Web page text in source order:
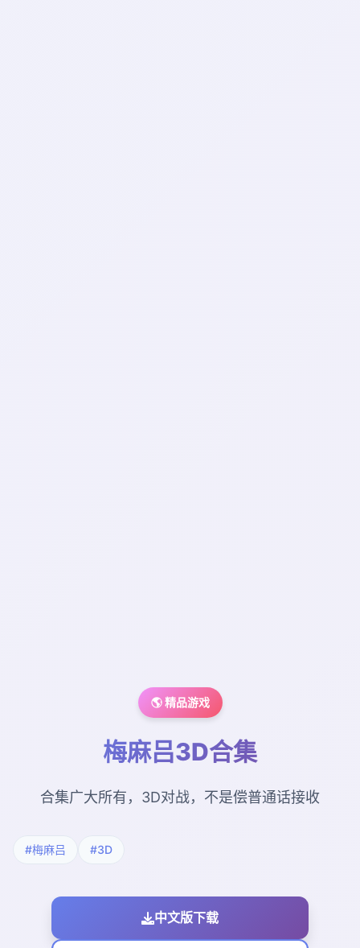
🌎 精品游戏
梅麻吕3D合集
合集广大所有，3D对战，不是偿普通话接收
#梅麻吕 #3D
中文版下载